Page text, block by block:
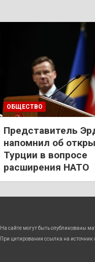
ОБЩЕСТВО
Представитель
напомнил об
Турции в вопросе
расширения НАТО
На сайте могут быть опубликованы
При цитировании ссылка на источник